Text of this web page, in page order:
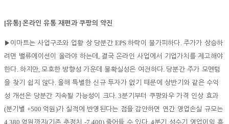
[유통]온라인 유통 재편과 쿠팡의 약진
▶ 이마트는 사업구조와 업황 상 당분간EPS하락이 불가피하다. 주가가 상승하
려면 밸류에이션이 올라야 하는데 , 결국 온라인 사업에서 기업가치를 제고해야
한다. 하지만,모호한 방향성 가운데 불확실성은 여전하다. 당분간 주가 모멘텀
을 찾기 쉽지 않다. 올해 특별한 신규 투자가 없기 때문에 상반기와 같은 수익
성 개선은 당분간 지속될 가능성이 크다. 3분기부터 쿠팡와우 가격 인상 효과
(분기별+500 억원 )가 실적에 반영된다는 점을 감안하면 연간 영업손실 규모는
4,380 억원까지(기존 추정치 -7,400) 줄어들 수 있다. 4분기 성수기 영업이익 흑